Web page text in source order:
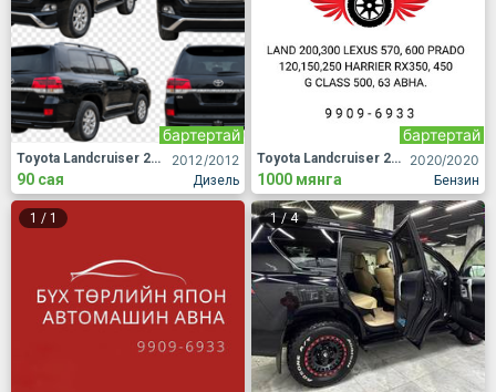
2012/2012
Дизель
бартертай
Toyota Landcruiser 200
90 сая
2020/2020
Бензин
бартертай
Toyota Landcruiser 200
1000 мянга
1 / 1 1/4